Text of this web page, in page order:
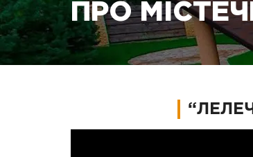
ПРО